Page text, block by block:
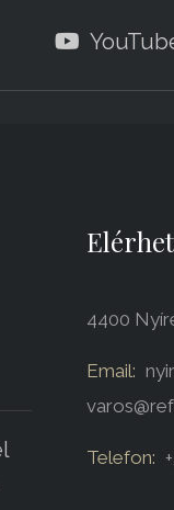
4400
Email:
Telefon: